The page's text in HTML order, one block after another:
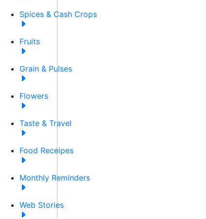
Spices & Cash Crops
Fruits
Grain & Pulses
Flowers
Taste & Travel
Food Receipes
Monthly Reminders
Web Stories